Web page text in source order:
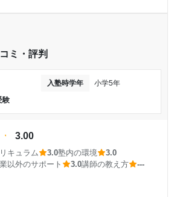
円
力が上昇し、当時狙っていた私立の
年2月(11ヶ月)
コマごとの値段がかなりいってしまうな
ます。
ム
導してもらえるのでとても助かりまし
ミ・評判
入塾時学年
小学5年
験
3.00
キュラム 3.0塾内の環境
3.0
以外のサポート 3.0講師の教え方 ---